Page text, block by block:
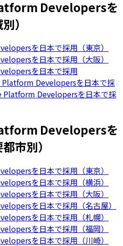
Developersを
）
を日本で採用（東京）
を日本で採用（大阪）
を日本で採用
Developersを日本で採
Platform Developersを日本で採
Developersを
市別）
を日本で採用（東京）
を日本で採用（横浜）
を日本で採用（大阪）
を日本で採用（名古屋）
を日本で採用（札幌）
を日本で採用（福岡）
を日本で採用（川崎）